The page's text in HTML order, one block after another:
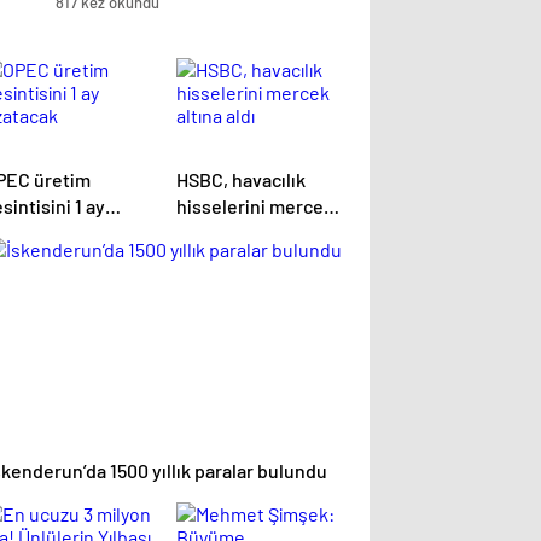
üretim
1 ay
HSBC, havacılık
hisselerini mercek
1500 yıllık paralar bulundu